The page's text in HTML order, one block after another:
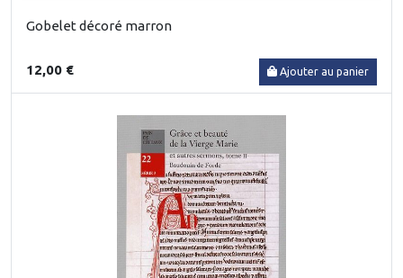
Gobelet décoré marron
12,00 € Ajouter au panier